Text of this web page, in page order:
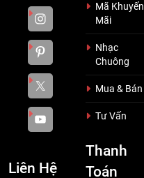
Liên Hệ
Mã Khuyến
Mãi
Nhạc
Chuông
Mua & Bán
Tư Vấn
Thanh
Toán